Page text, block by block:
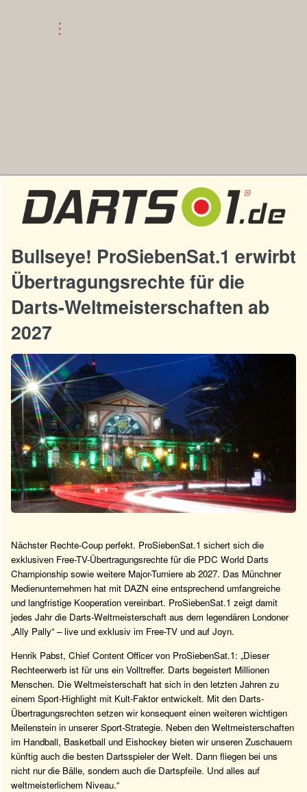
Bullseye! ProSiebenSat.1 erwirbt
Übertragungsrechte für die
Darts-Weltmeisterschaften ab
2027
Nächster Rechte-Coup perfekt. ProSiebenSat.1 sichert sich die
exklusiven Free-TV-Übertragungsrechte für die PDC World Darts
Championship sowie weitere Major-Turniere ab 2027. Das Münchner
Medienunternehmen hat mit DAZN eine entsprechend umfangreiche
und langfristige Kooperation vereinbart. ProSiebenSat.1 zeigt damit
jedes Jahr die Darts-Weltmeisterschaft aus dem legendären Londoner
„Ally Pally“ – live und exklusiv im Free-TV und auf Joyn.
Henrik Pabst, Chief Content Officer von ProSiebenSat.1: „Dieser
Rechteerwerb ist für uns ein Volltreffer. Darts begeistert Millionen
Menschen. Die Weltmeisterschaft hat sich in den letzten Jahren zu
einem Sport-Highlight mit Kult-Faktor entwickelt. Mit den Darts-
Übertragungsrechten setzen wir konsequent einen weiteren wichtigen
Meilenstein in unserer Sport-Strategie. Neben den Weltmeisterschaften
im Handball, Basketball und Eishockey bieten wir unseren Zuschauern
künftig auch die besten Dartsspieler der Welt. Dann fliegen bei uns
nicht nur die Bälle, sondern auch die Dartspfeile. Und alles auf
weltmeisterlichem Niveau.“